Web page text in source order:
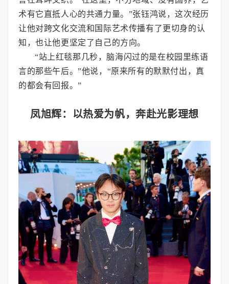
术有它直抵人心的共通力量。”张钰鸿说，这次经历
让他对跨文化交流和国际艺术传播有了更切身的认
知，也让他更坚定了自己的方向。
“站上红毯那几秒，脑海闪过的是在校园里练语
言的那些午后。”他说，“原来所有的默默付出，真
的都会有回报。”
凤旭辉：以热爱为帆，奔赴光影理想